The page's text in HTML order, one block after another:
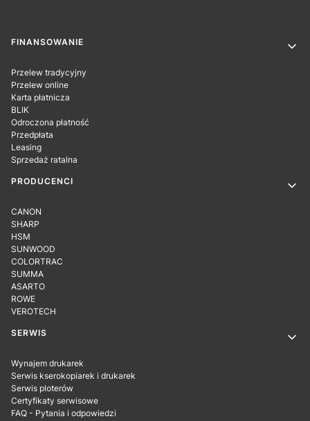
Linki w stopce
FINANSOWANIE
Przelew tradycyjny
Przelew online
Karta płatnicza
BLIK
Odroczona płatność
Przedpłata
Leasing
Sprzedaż ratalna
PRODUCENCI
CANON
SHARP
HSM
SUNWOOD
COLORTRAC
SUMMA
ASARTO
ROWE
VEROTECH
SERWIS
Wynajem drukarek
Serwis kserokopiarek i drukarek
Serwis ploterów
Certyfikaty serwisowe
FAQ - Pytania i odpowiedzi